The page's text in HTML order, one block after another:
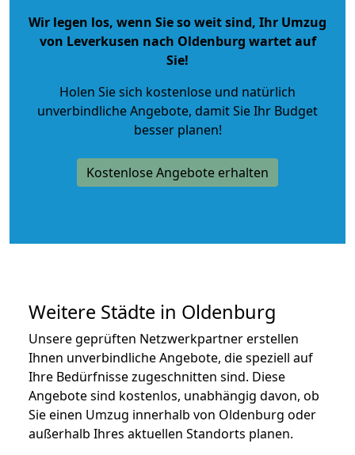
Wir legen los, wenn Sie so weit sind, Ihr Umzug
von Leverkusen nach Oldenburg wartet auf
Sie!
Holen Sie sich kostenlose und natürlich
unverbindliche Angebote, damit Sie Ihr Budget
besser planen!
Kostenlose Angebote erhalten
Weitere Städte in Oldenburg
Unsere geprüften Netzwerkpartner erstellen
Ihnen unverbindliche Angebote, die speziell auf
Ihre Bedürfnisse zugeschnitten sind. Diese
Angebote sind kostenlos, unabhängig davon, ob
Sie einen Umzug innerhalb von Oldenburg oder
außerhalb Ihres aktuellen Standorts planen.